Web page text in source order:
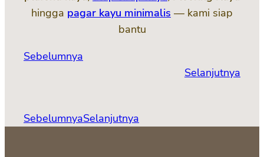
hingga pagar kayu minimalis — kami siap
bantu
Sebelumnya
Selanjutnya
SebelumnyaSelanjutnya